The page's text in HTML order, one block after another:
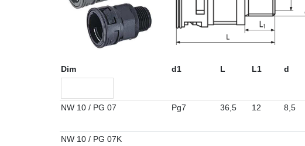
Dim d1 L L1 d
NW 10 / PG 07 Pg7 36,5 12 8,5
NW 10 / PG 07K